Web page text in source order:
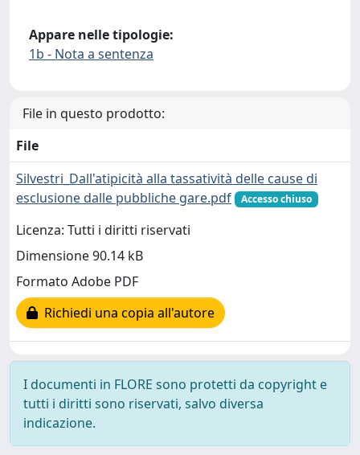
Appare nelle tipologie:
1b - Nota a sentenza
File in questo prodotto:
File
Silvestri_Dall'atipicità alla tassatività delle cause di
esclusione dalle pubbliche gare.pdf
Accesso chiuso
Licenza: Tutti i diritti riservati
Dimensione 90.14 kB
Formato Adobe PDF
Richiedi una copia all'autore
I documenti in FLORE sono protetti da copyright e
tutti i diritti sono riservati, salvo diversa
indicazione.